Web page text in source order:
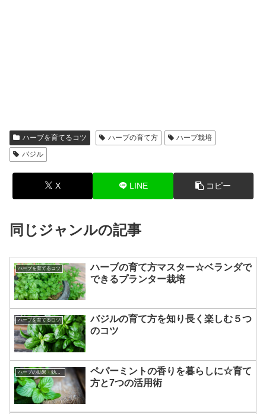
ハーブを育てるコツ ハーブの育て方
ハーブ栽培
バジル
X LINE コピー
同じジャンルの記事
ハーブを育てるコツ
ハーブの育て方マスター☆ベランダで
できるプランター栽培
ハーブを育てるコツ
バジルの育て方を知り長く楽しむ５つ
のコツ
ハーブの効果・効能について
ペパーミントの香りを暮らしに☆育て
方と7つの活用術